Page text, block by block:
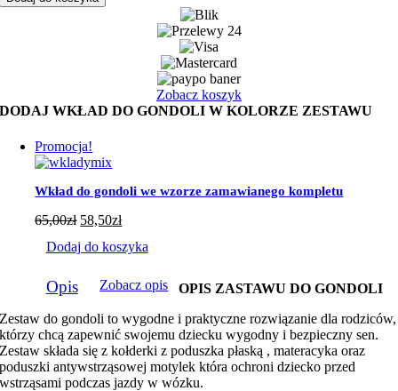
Zobacz koszyk
DODAJ WKŁAD DO GONDOLI W KOLORZE ZESTAWU
Promocja!
Wkład do gondoli we wzorze zamawianego kompletu
65,00zł 58,50zł
Dodaj do koszyka
Opis Zobacz opis
OPIS ZASTAWU DO GONDOLI
Zestaw do gondoli to wygodne i praktyczne rozwiązanie dla rodziców,
którzy chcą zapewnić swojemu dziecku wygodny i bezpieczny sen.
Zestaw składa się z kołderki z poduszka płaską , materacyka oraz
poduszki antywstrząsowej motylek która ochroni dziecko przed
wstrząsami podczas jazdy w wózku.